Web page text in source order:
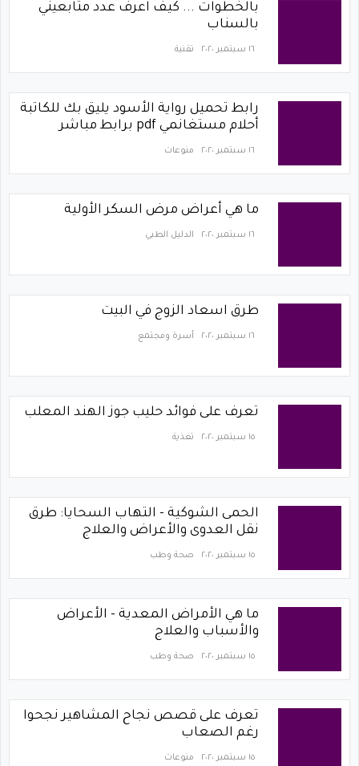
بالخطوات ... كيف اعرف عدد متابعيني
بالسناب
١٦ سبتمبر ٢٠٢٠ تقنية
رابط تحميل رواية الأسود يليق بك للكاتبة
أحلام مستغانمي pdf برابط مباشر
١٦ سبتمبر ٢٠٢٠ منوعات
ما هي أعراض مرض السكر الأولية
١٦ سبتمبر ٢٠٢٠ الدليل الطبي
طرق اسعاد الزوج في البيت
١٦ سبتمبر ٢٠٢٠ أسرة ومجتمع
تعرف على فوائد حليب جوز الهند المعلب
١٥ سبتمبر ٢٠٢٠ تغذية
الحمى الشوكية - التهاب السحايا: طرق
نقل العدوى والأعراض والعلاج
١٥ سبتمبر ٢٠٢٠ صحة وطب
ما هي الأمراض المعدية - الأعراض
والأسباب والعلاج
١٥ سبتمبر ٢٠٢٠ صحة وطب
تعرف على قصص نجاح المشاهير نجحوا
رغم الصعاب
١٥ سبتمبر ٢٠٢٠ منوعات